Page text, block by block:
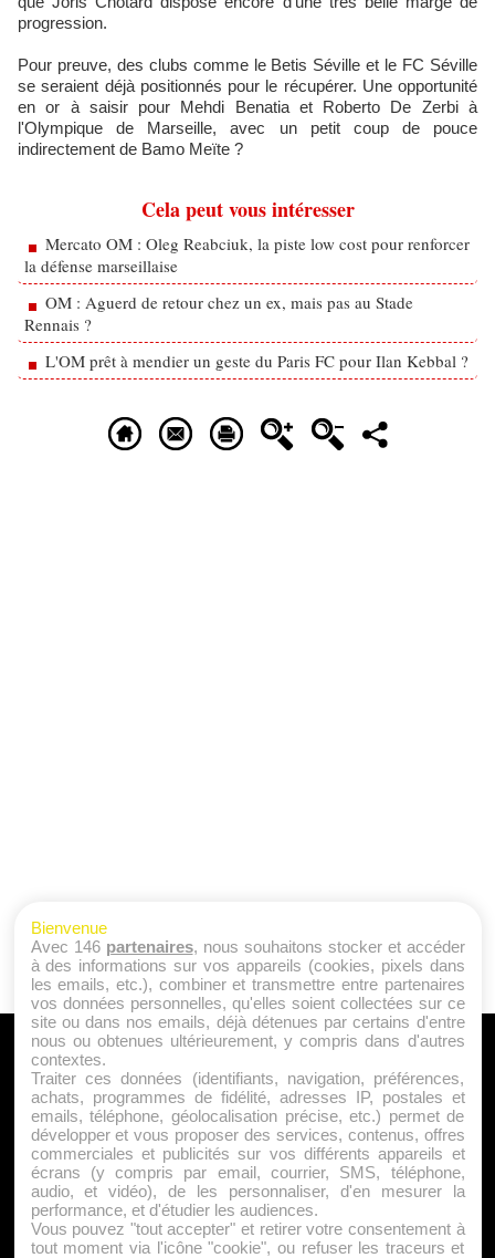
progression.
Pour preuve, des clubs comme le Betis Séville et le FC Séville
se seraient déjà positionnés pour le récupérer. Une opportunité
en or à saisir pour Mehdi Benatia et Roberto De Zerbi à
l'Olympique de Marseille, avec un petit coup de pouce
indirectement de Bamo Meïte ?
Cela peut vous intéresser
Mercato OM : Oleg Reabciuk, la piste low cost pour renforcer
la défense marseillaise
OM : Aguerd de retour chez un ex, mais pas au Stade
Rennais ?
L'OM prêt à mendier un geste du Paris FC pour Ilan Kebbal ?
A PROPOS
Qui sommes nous ?
Mentions Légales
Publicité
Politique de Cookies
Contact
Bienvenue
Avec 146 partenaires, nous souhaitons stocker et accéder
à des informations sur vos appareils (cookies, pixels dans
les emails, etc.), combiner et transmettre entre partenaires
vos données personnelles, qu'elles soient collectées sur ce
site ou dans nos emails, déjà détenues par certains d'entre
nous ou obtenues ultérieurement, y compris dans d'autres
contextes.
Traiter ces données (identifiants, navigation, préférences,
achats, programmes de fidélité, adresses IP, postales et
emails, téléphone, géolocalisation précise, etc.) permet de
développer et vous proposer des services, contenus, offres
commerciales et publicités sur vos différents appareils et
écrans (y compris par email, courrier, SMS, téléphone,
audio, et vidéo), de les personnaliser, d'en mesurer la
performance, et d'étudier les audiences.
Vous pouvez "tout accepter" et retirer votre consentement à
tout moment via l'icône "cookie", ou refuser les traceurs et